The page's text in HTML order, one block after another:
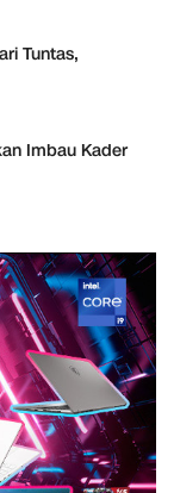
Tuntas,
Imbau Kader